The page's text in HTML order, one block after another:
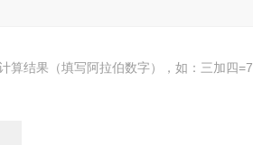
算结果（填写阿拉伯数字），如：三加四=7